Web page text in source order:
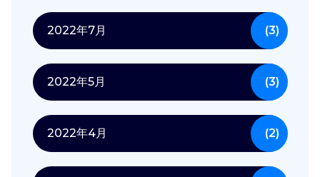
2022年7月 (3)
2022年5月 (3)
2022年4月 (2)